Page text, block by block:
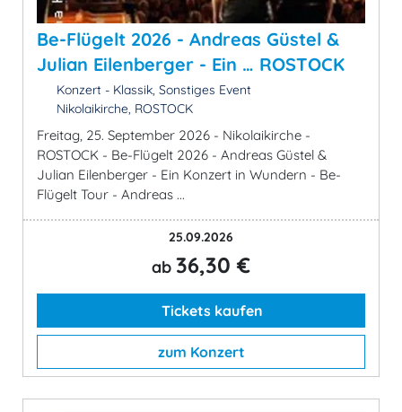
Be-Flügelt 2026 - Andreas Güstel &
Julian Eilenberger - Ein … ROSTOCK
Konzert - Klassik, Sonstiges Event
Nikolaikirche, ROSTOCK
Freitag, 25. September 2026 - Nikolaikirche -
ROSTOCK - Be-Flügelt 2026 - Andreas Güstel &
Julian Eilenberger - Ein Konzert in Wundern - Be-
Flügelt Tour - Andreas ...
25.09.2026
ab 36,30 €
Tickets kaufen
zum Konzert